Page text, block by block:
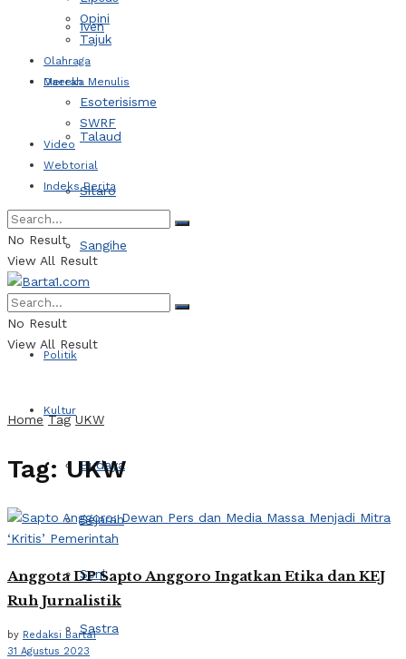
Iven
Daerah
Talaud
Sitaro
Sangihe
Politik
Kultur
Budaya
Sejarah
Seni
Sastra
Opini
Tajuk
Olahraga
Mereka Menulis
Esoterisisme
SWRF
Video
Webtorial
Indeks Berita
No Result
View All Result
No Result
View All Result
Home Tag UKW
Tag:UKW
Anggota DP Sapto Anggoro Ingatkan Etika dan KEJ
Ruh Jurnalistik
by Redaksi Barta1
31 Agustus 2023